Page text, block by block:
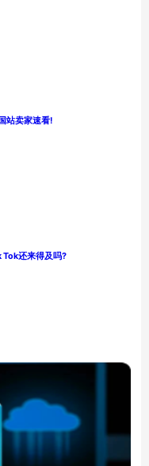
站卖家速看!
Tok还来得及吗?